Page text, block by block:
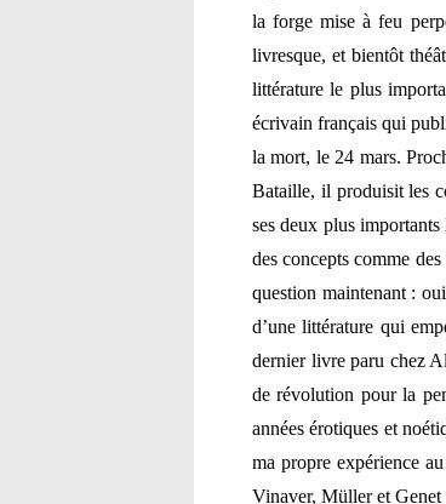
la forge mise à feu
livresque, et bientôt
littérature le plus
écrivain français qui
la mort, le 24 mars.
Bataille, il produisit les
ses deux plus
des concepts comme
question maintenant :
d’une littérature qui
dernier livre paru chez
de révolution pour la
années érotiques et
ma propre expérience
Vinaver, Müller et Genet